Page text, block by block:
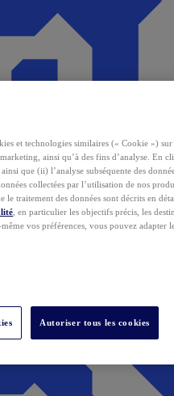
et technologies similaires (« Cookie »)
ainsi qu’à des fins d’analyse. En
que (ii) l’analyse subséquente des
collectées par l’utilisation de nos
le traitement des données sont décrits en
, en particulier les objectifs précis, les
vos préférences, vous pouvez adapter
Autoriser tous les cookies